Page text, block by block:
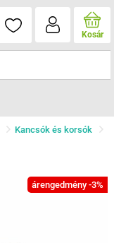
Kosár
Kancsók és korsók
árengedmény -3%